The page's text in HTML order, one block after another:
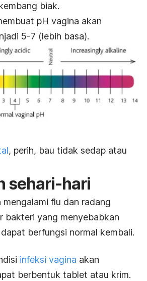
biak.
pH vagina akan
5-7 (lebih basa).
, perih, bau tidak sedap atau
sehari-hari
flu dan radang
bakteri yang menyebabkan
berfungsi normal kembali.
infeksi vagina akan
berbentuk tablet atau krim.